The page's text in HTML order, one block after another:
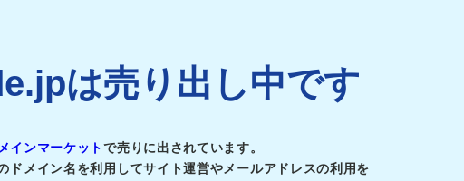
は売り出し中です
インマーケットで売りに出されています。
ドメイン名を利用してサイト運営やメールアドレスの利用を